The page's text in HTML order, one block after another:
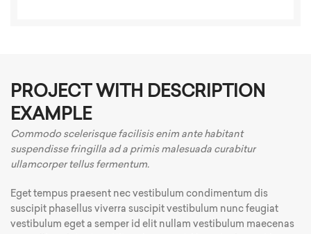
PROJECT WITH DESCRIPTION
EXAMPLE
Commodo scelerisque facilisis enim ante habitant
suspendisse fringilla ad a primis malesuada curabitur
ullamcorper tellus fermentum.
Eget tempus praesent nec vestibulum condimentum dis
suscipit phasellus viverra suscipit vestibulum nunc feugiat
vestibulum eget a semper id elit nullam vestibulum maecenas